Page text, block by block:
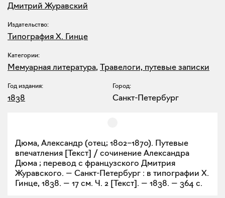
Дмитрий Журавский
Издательство:
Типография Х. Гинце
Категории:
Мемуарная литература, Травелоги, путевые записки
Год издания:
1838
Город:
Санкт-Петербург
Дюма, Александр (отец; 1802–1870). Путевые
впечатления [Текст] / сочинение Александра
Дюма ; перевод с французского Дмитрия
Журавского. — Санкт-Петербург : в типографии Х.
Гинце, 1838. — 17 см. Ч. 2 [Текст]. — 1838. — 364 с.